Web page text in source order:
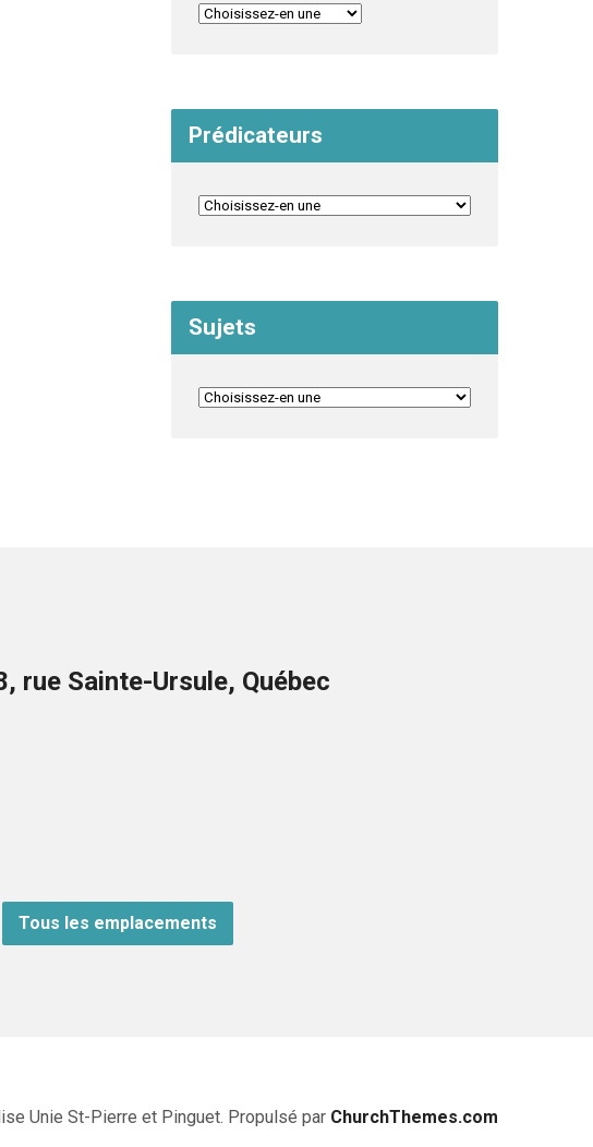
Prédicateurs
Sujets
rue Sainte-Ursule, Québec
Tous les emplacements
Unie St-Pierre et Pinguet. Propulsé par ChurchThemes.com